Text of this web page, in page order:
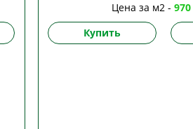
Цена за м2 -
Купить